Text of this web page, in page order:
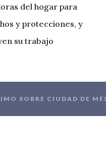
del hogar para
y protecciones, y
su trabajo
SOBRE CIUDAD DE